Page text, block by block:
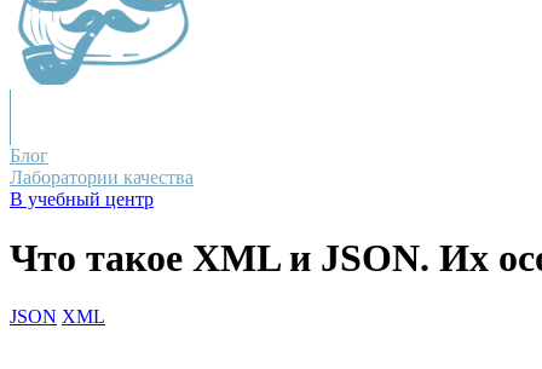
Блог
Лаборатории качества
В учебный центр
Что такое XML и JSON. Их
JSON XML